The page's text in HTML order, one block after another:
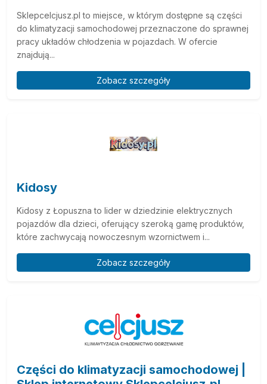
Sklepcelcjusz.pl to miejsce, w którym dostępne są części
do klimatyzacji samochodowej przeznaczone do sprawnej
pracy układów chłodzenia w pojazdach. W ofercie
znajdują...
Zobacz szczegóły
Kidosy
Kidosy z Łopuszna to lider w dziedzinie elektrycznych
pojazdów dla dzieci, oferujący szeroką gamę produktów,
które zachwycają nowoczesnym wzornictwem i...
Zobacz szczegóły
Części do klimatyzacji samochodowej |